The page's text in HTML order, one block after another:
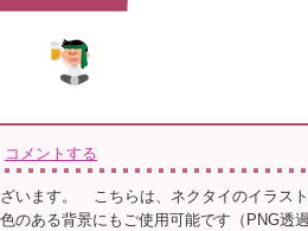
コメントする
います。⠀ こちらは、ネクタイのイラス
のある背景にもご使用可能です（PNG透